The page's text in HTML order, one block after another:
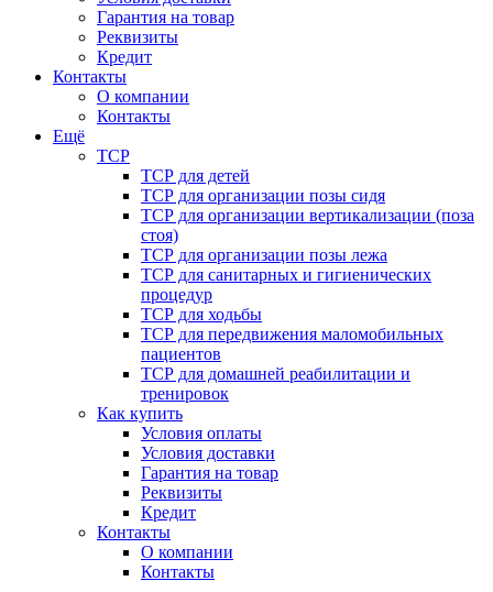
Гарантия на товар
Реквизиты
Кредит
Контакты
О компании
Контакты
Ещё
ТСР
ТСР для детей
ТСР для организации позы сидя
ТСР для организации вертикализации (поза
стоя)
ТСР для организации позы лежа
ТСР для санитарных и гигиенических
процедур
ТСР для ходьбы
ТСР для передвижения маломобильных
пациентов
ТСР для домашней реабилитации и
тренировок
Как купить
Условия оплаты
Условия доставки
Гарантия на товар
Реквизиты
Кредит
Контакты
О компании
Контакты